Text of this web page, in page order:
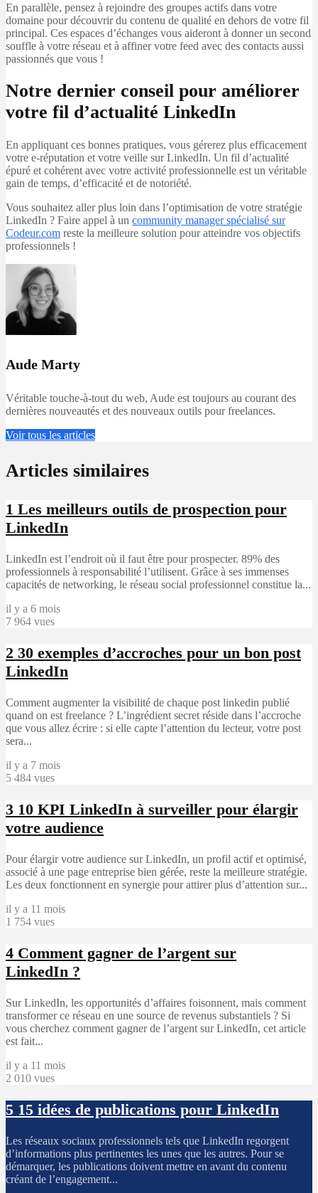
En parallèle, pensez à rejoindre des groupes actifs dans votre
domaine pour découvrir du contenu de qualité en dehors de votre fil
principal. Ces espaces d’échanges vous aideront à donner un second
souffle à votre réseau et à affiner votre feed avec des contacts aussi
passionnés que vous !
Notre dernier conseil pour améliorer
votre fil d’actualité LinkedIn
En appliquant ces bonnes pratiques, vous gérerez plus efficacement
votre e-réputation et votre veille sur LinkedIn. Un fil d’actualité
épuré et cohérent avec votre activité professionnelle est un véritable
gain de temps, d’efficacité et de notoriété.
Vous souhaitez aller plus loin dans l’optimisation de votre stratégie
LinkedIn ? Faire appel à un community manager spécialisé sur
Codeur.com reste la meilleure solution pour atteindre vos objectifs
professionnels !
Aude Marty
Véritable touche-à-tout du web, Aude est toujours au courant des
dernières nouveautés et des nouveaux outils pour freelances.
Voir tous les articles
Articles similaires
1 Les meilleurs outils de prospection pour
LinkedIn
LinkedIn est l’endroit où il faut être pour prospecter. 89% des
professionnels à responsabilité l’utilisent. Grâce à ses immenses
capacités de networking, le réseau social professionnel constitue la...
il y a 6 mois
7 964 vues
2 30 exemples d’accroches pour un bon post
LinkedIn
Comment augmenter la visibilité de chaque post linkedin publié
quand on est freelance ? L’ingrédient secret réside dans l’accroche
que vous allez écrire : si elle capte l’attention du lecteur, votre post
sera...
il y a 7 mois
5 484 vues
3 10 KPI LinkedIn à surveiller pour élargir
votre audience
Pour élargir votre audience sur LinkedIn, un profil actif et optimisé,
associé à une page entreprise bien gérée, reste la meilleure stratégie.
Les deux fonctionnent en synergie pour attirer plus d’attention sur...
il y a 11 mois
1 754 vues
4 Comment gagner de l’argent sur
LinkedIn ?
Sur LinkedIn, les opportunités d’affaires foisonnent, mais comment
transformer ce réseau en une source de revenus substantiels ? Si
vous cherchez comment gagner de l’argent sur LinkedIn, cet article
est fait...
il y a 11 mois
2 010 vues
5 15 idées de publications pour LinkedIn
Les réseaux sociaux professionnels tels que LinkedIn regorgent
d’informations plus pertinentes les unes que les autres. Pour se
démarquer, les publications doivent mettre en avant du contenu
créant de l’engagement...